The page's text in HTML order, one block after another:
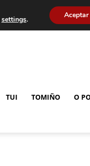
TUI TOMIÑO O
settings. Aceptar